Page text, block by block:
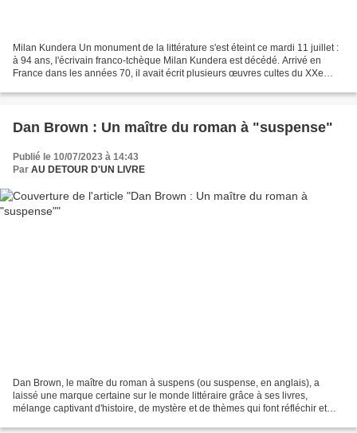
Milan Kundera Un monument de la littérature s'est éteint ce mardi 11 juillet :
à 94 ans, l'écrivain franco-tchèque Milan Kundera est décédé. Arrivé en
France dans les années 70, il avait écrit plusieurs œuvres cultes du XXe
Dan Brown : Un maître du roman à "suspense"
Publié le 10/07/2023 à 14:43
Par AU DETOUR D'UN LIVRE
Dan Brown, le maître du roman à suspens (ou suspense, en anglais), a
laissé une marque certaine sur le monde littéraire grâce à ses livres,
mélange captivant d'histoire, de mystère et de thèmes qui font réfléchir et